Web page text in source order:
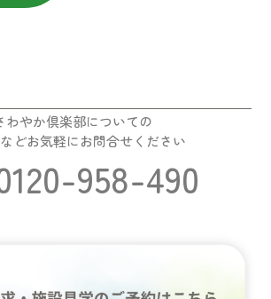
わやか倶楽部についての
どお気軽にお問合せください
958-490